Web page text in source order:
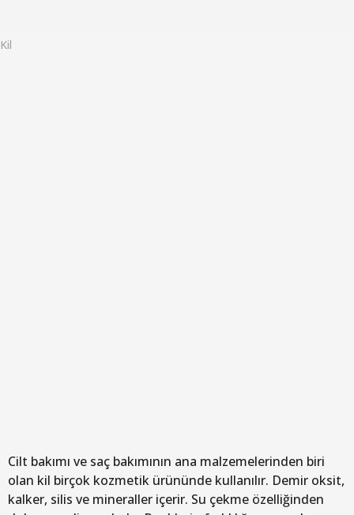
Kil
Cilt bakımı ve saç bakımının ana malzemelerinden biri
olan kil birçok kozmetik ürününde kullanılır. Demir oksit,
kalker, silis ve mineraller içerir. Su çekme özelliğinden